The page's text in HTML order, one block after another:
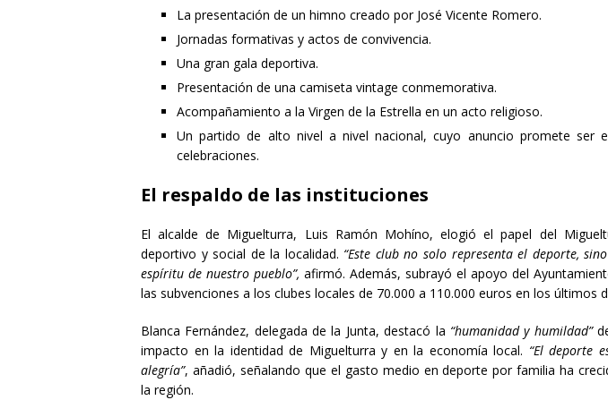
La presentación de un himno creado por José Vicente Romero.
Jornadas formativas y actos de convivencia.
Una gran gala deportiva.
Presentación de una camiseta vintage conmemorativa.
Acompañamiento a la Virgen de la Estrella en un acto religioso.
Un partido de alto nivel a nivel nacional, cuyo anuncio promete ser
celebraciones.
El respaldo de las instituciones
El alcalde de Miguelturra, Luis Ramón Mohíno, elogió el papel del
deportivo y social de la localidad. “Este club no solo representa el deporte,
espíritu de nuestro pueblo”, afirmó. Además, subrayó el apoyo del
las subvenciones a los clubes locales de 70.000 a 110.000 euros en los últimos
Blanca Fernández, delegada de la Junta, destacó la “humanidad y humildad”
impacto en la identidad de Miguelturra y en la economía local. “El deporte
alegría”, añadió, señalando que el gasto medio en deporte por familia ha
la región.